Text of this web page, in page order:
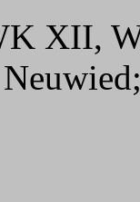
XII,